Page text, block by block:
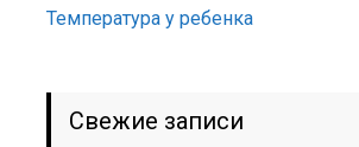
Температура у ребенка
Свежие записи